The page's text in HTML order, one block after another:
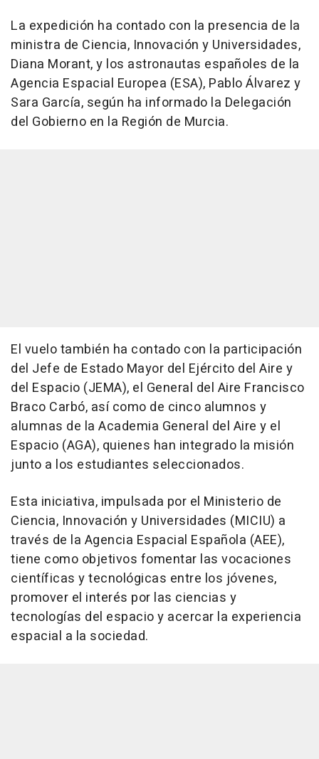
La expedición ha contado con la presencia de la
ministra de Ciencia, Innovación y Universidades,
Diana Morant, y los astronautas españoles de la
Agencia Espacial Europea (ESA), Pablo Álvarez y
Sara García, según ha informado la Delegación
del Gobierno en la Región de Murcia.
El vuelo también ha contado con la participación
del Jefe de Estado Mayor del Ejército del Aire y
del Espacio (JEMA), el General del Aire Francisco
Braco Carbó, así como de cinco alumnos y
alumnas de la Academia General del Aire y el
Espacio (AGA), quienes han integrado la misión
junto a los estudiantes seleccionados.
Esta iniciativa, impulsada por el Ministerio de
Ciencia, Innovación y Universidades (MICIU) a
través de la Agencia Espacial Española (AEE),
tiene como objetivos fomentar las vocaciones
científicas y tecnológicas entre los jóvenes,
promover el interés por las ciencias y
tecnologías del espacio y acercar la experiencia
espacial a la sociedad.